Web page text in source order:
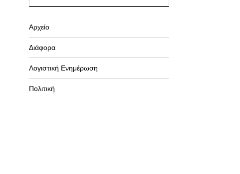
Αρχείο
Διάφορα
Λογιστική Ενημέρωση
Πολιτική